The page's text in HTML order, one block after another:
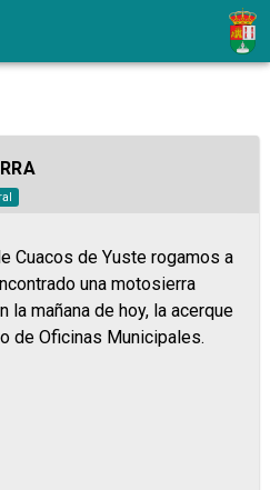
Cuacos de Yuste rogamos a
una motosierra
la mañana de hoy, la acerque
de Oficinas Municipales.